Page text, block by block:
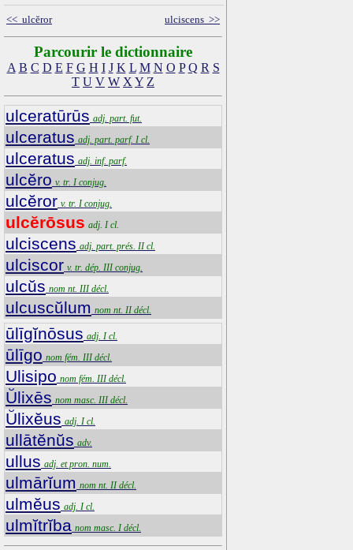
<< ulcĕror ulciscens >>
Parcourir le dictionnaire
A B C D E F G H I J K L M N O P Q R S
T U V W X Y Z
ulceratūrūs adj. part. fut.
ulceratus adj. part. parf. I cl.
ulceratus adj. inf. parf.
ulcĕro v. tr. I conjug.
ulcĕror v. tr. I conjug.
ulcĕrōsus adj. I cl.
ulciscens adj. part. prés. II cl.
ulciscor v. tr. dép. III conjug.
ulcŭs nom nt. III décl.
ulcuscŭlum nom nt. II décl.
ūlīgĭnōsus adj. I cl.
ūlīgo nom fém. III décl.
Ulisipo nom fém. III décl.
Ŭlixēs nom masc. III décl.
Ŭlixĕus adj. I cl.
ullātĕnŭs adv.
ullus adj. et pron. num.
ulmārĭum nom nt. II décl.
ulmĕus adj. I cl.
ulmĭtrĭba nom masc. I décl.